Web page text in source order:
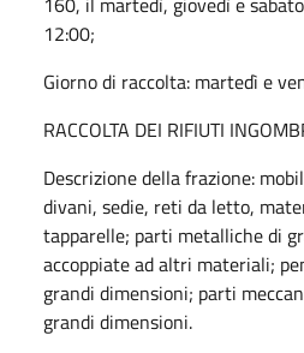
12:00;
Giorno di raccolta: martedì e
RACCOLTA DEI RIFIUTI
Descrizione della frazione:
divani, sedie, reti da letto,
tapparelle; parti metalliche di
accoppiate ad altri materiali;
grandi dimensioni; parti
grandi dimensioni.